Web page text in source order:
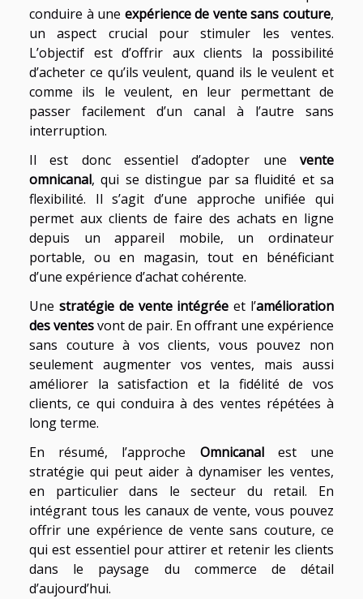
conduire à une expérience de vente sans couture,
un aspect crucial pour stimuler les ventes.
L’objectif est d’offrir aux clients la possibilité
d’acheter ce qu’ils veulent, quand ils le veulent et
comme ils le veulent, en leur permettant de
passer facilement d’un canal à l’autre sans
interruption.
Il est donc essentiel d’adopter une vente
omnicanal, qui se distingue par sa fluidité et sa
flexibilité. Il s’agit d’une approche unifiée qui
permet aux clients de faire des achats en ligne
depuis un appareil mobile, un ordinateur
portable, ou en magasin, tout en bénéficiant
d’une expérience d’achat cohérente.
Une stratégie de vente intégrée et l’amélioration
des ventesvont de pair. En offrant une expérience
sans couture à vos clients, vous pouvez non
seulement augmenter vos ventes, mais aussi
améliorer la satisfaction et la fidélité de vos
clients, ce qui conduira à des ventes répétées à
long terme.
En résumé, l’approche Omnicanalest une
stratégie qui peut aider à dynamiser les ventes,
en particulier dans le secteur du retail. En
intégrant tous les canaux de vente, vous pouvez
offrir une expérience de vente sans couture, ce
qui est essentiel pour attirer et retenir les clients
dans le paysage du commerce de détail
d’aujourd’hui.